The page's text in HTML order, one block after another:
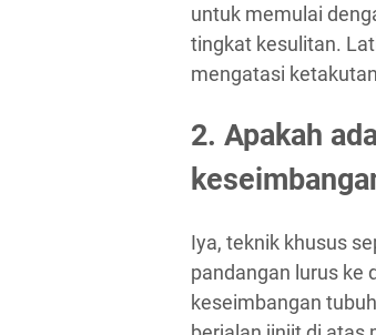
untuk memulai
tingkat kesulitan.
mengatasi
2. Apakah
Iya, teknik khusus
pandangan lurus ke
keseimbangan